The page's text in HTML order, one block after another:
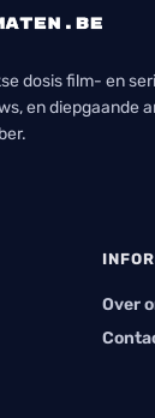
dosis film- en
en diepgaande
Over